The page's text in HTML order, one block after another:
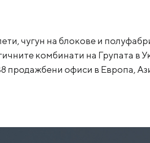
чугун на блокове и
комбинати на Групата в
продажбени офиси в Европа,